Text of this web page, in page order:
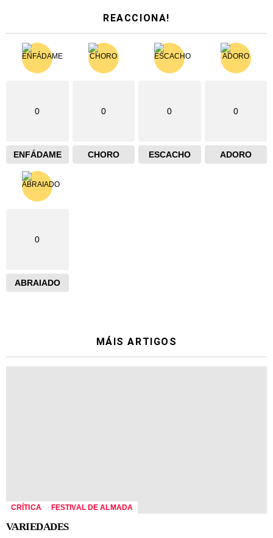
REACCIONA!
0
ENFÁDAME
0
CHORO
0
ESCACHO
0
ADORO
0
ABRAIADO
MÁIS ARTIGOS
CRÍTICA FESTIVAL DE ALMADA
VARIEDADES